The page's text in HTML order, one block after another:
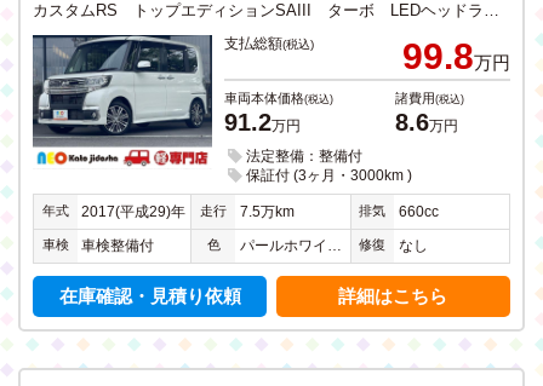
カスタムRS トップエディションSAIII ターボ LEDヘッドライト シートヒーター ETC アイドリングストップ 衝突軽減ブレーキ ドラレコ CD DVD TV ナビ Bluetooth USB入力 バックカメラ ステリモ スライドドア
支払総額(税込) 99.8万円
車両本体価格(税込)
91.2万円
諸費用(税込)
8.6万円
法定整備：整備付
保証付 (3ヶ月・3000km )
年式 2017(平成29)年 走行 7.5万km 排気 660cc
車検 車検整備付 色 パールホワイトＩＩＩ 修復 なし
在庫確認・見積り依頼 詳細はこちら